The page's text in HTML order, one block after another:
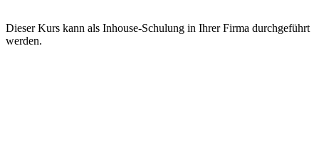
Dieser Kurs kann als Inhouse-Schulung in Ihrer Firma durchgeführt
werden.